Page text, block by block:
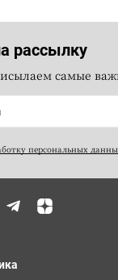
рассылку
самые
персональных